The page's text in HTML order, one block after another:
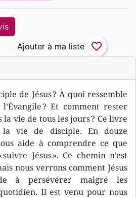
de Jésus ? À quoi ressemble
? Et comment rester
la vie de tous les jours ? Ce livre
vie de disciple. En douze
aide à comprendre ce que
Jésus ». Ce chemin n’est
nous verrons comment Jésus
à persévérer malgré les
Il est venu pour nous
favorite_border